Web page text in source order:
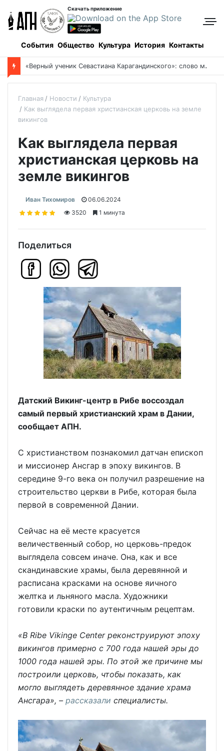
Скачать приложение
События Общество Культура История Контакты
«Верный ученик Севастиана Карагандинского»: слово митрополита Александра о почившем схиархимандрите Пахомии
Главная Новости
Культура
Как выглядела первая христианская церковь на земле
викингов
Как выглядела первая
христианская церковь на
земле викингов
Иван Тихомиров
06.06.2024
3520
1 минута
Поделиться
Датский Викинг-центр в Рибе воссоздал
самый первый христианский храм в Дании,
сообщает АПН.
С христианством познакомил датчан епископ
и миссионер Ансгар в эпоху викингов. В
середине 9-го века он получил разрешение на
строительство церкви в Рибе, которая была
первой в современной Дании.
Сейчас на её месте красуется
величественный собор, но церковь-предок
выглядела совсем иначе. Она, как и все
скандинавские храмы, была деревянной и
расписана красками на основе яичного
желтка и льняного масла. Художники
готовили краски по аутентичным рецептам.
«В Ribe Vikinge Center реконструируют эпоху
викингов примерно с 700 года нашей эры до
1000 года нашей эры. По этой же причине мы
построили церковь, чтобы показать, как
могло выглядеть деревянное здание храма
Ансгара», – рассказали специалисты.